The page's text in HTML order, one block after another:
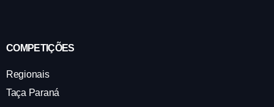
COMPETIÇÕES
Regionais
Taça Paraná